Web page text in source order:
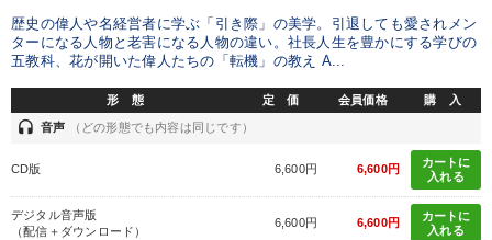
歴史の偉人や名経営者に学ぶ「引き際」の美学。引退しても愛されメン
ターになる人物と老害になる人物の違い。社長人生を豊かにする学びの
五教科、花が開いた偉人たちの「転機」の教え A...
形 態 定 価 会員価格 購 入
headset 音声 （どの形態でも内容は同じです）
CD版 6,600円 6,600円
カートに
入れる
デジタル音声版
（配信＋ダウンロード）
6,600円 6,600円
カートに
入れる